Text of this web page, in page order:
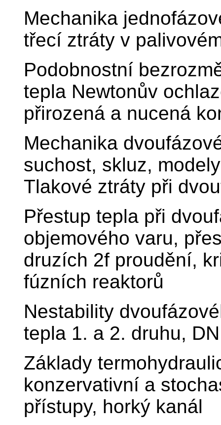
Mechanika
třecí ztráty v
Podobnostní
tepla Newtonův
přirozená a nucená
Mechanika
suchost, skluz,
Tlakové ztráty při
Přestup tepla při
objemového varu,
druzích 2f proudění,
fúzních reaktorů
Nestability
tepla 1. a 2. druhu,
Základy
konzervativní a
přístupy, horký kanál